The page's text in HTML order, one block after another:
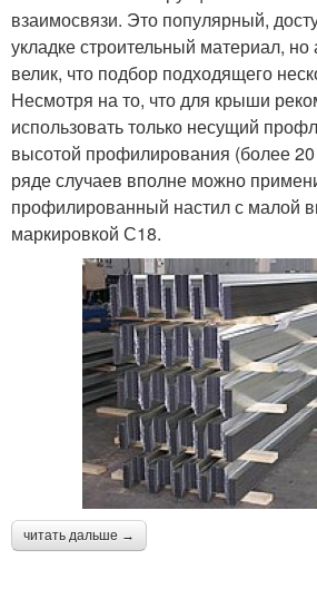
взаимосвязи. Это популярный,
укладке строительный материал, но
велик, что подбор подходящего
Несмотря на то, что для крыши
использовать только несущий
высотой профилирования (более
ряде случаев вполне можно
профилированный настил с малой
маркировкой С18.
читать дальше →